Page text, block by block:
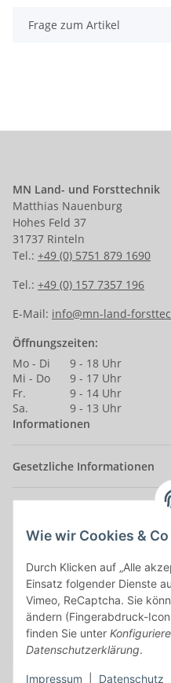
Wie wir Cookies &
Durch Klicken auf „Alle
Einsatz folgender Dienste
Vimeo, ReCaptcha. Sie
ändern (Fingerabdruck-
finden Sie unter
Datenschutzerklärung.
Impressum Datenschutz
Frage zum Artikel
MN Land- und Forsttechnik
Matthias Nauenburg
Hohes Feld 37
31737 Rinteln
Tel.: +49 (0) 5751 879 1690
Tel.: +49 (0) 157 7357 196
E-Mail: info@mn-land-
Öffnungszeiten:
Mo - Di
9 - 18 Uhr
Mi - Do
9 - 17 Uhr
Fr.
9 - 14 Uhr
Sa.
9 - 13 Uhr
Informationen
Gesetzliche Informationen
Alle mit*markierten Felder
E-Mail-Adresse
Passwort